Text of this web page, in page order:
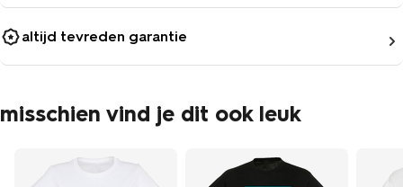
altijd tevreden garantie
misschien vind je dit ook leuk